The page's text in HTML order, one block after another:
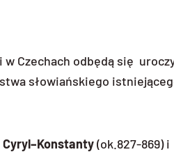
w Czechach odbędą się
słowiańskiego
Cyryl–Konstanty(ok.827-869) i